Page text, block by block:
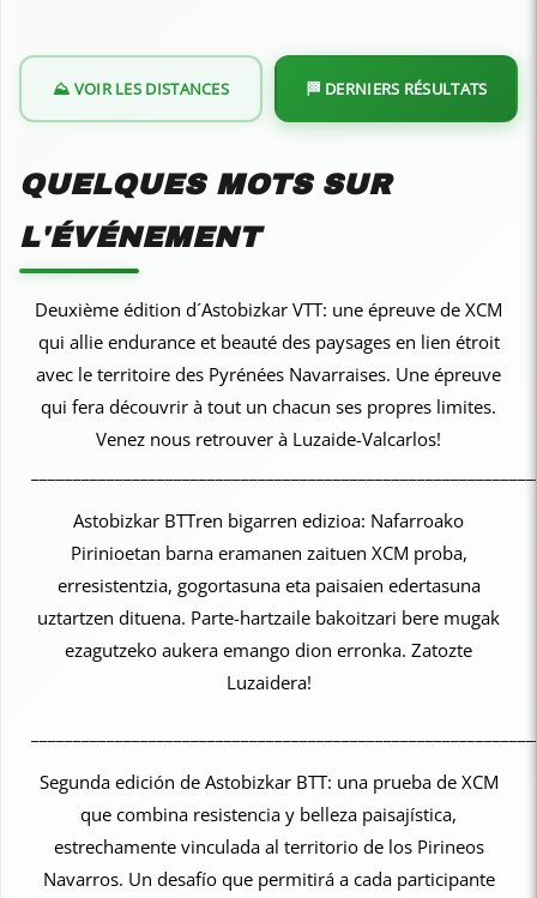
⛰️ VOIR LES DISTANCES 🏁 DERNIERS RÉSULTATS
QUELQUES MOTS SUR
L'ÉVÉNEMENT
Deuxième édition d´Astobizkar VTT: une épreuve de XCM
qui allie endurance et beauté des paysages en lien étroit
avec le territoire des Pyrénées Navarraises. Une épreuve
qui fera découvrir à tout un chacun ses propres limites.
Venez nous retrouver à Luzaide-Valcarlos!
Astobizkar BTTren bigarren edizioa: Nafarroako
Pirinioetan barna eramanen zaituen XCM proba,
erresistentzia, gogortasuna eta paisaien edertasuna
uztartzen dituena. Parte-hartzaile bakoitzari bere mugak
ezagutzeko aukera emango dion erronka. Zatozte
Luzaidera!
Segunda edición de Astobizkar BTT: una prueba de XCM
que combina resistencia y belleza paisajística,
estrechamente vinculada al territorio de los Pirineos
Navarros. Un desafío que permitirá a cada participante